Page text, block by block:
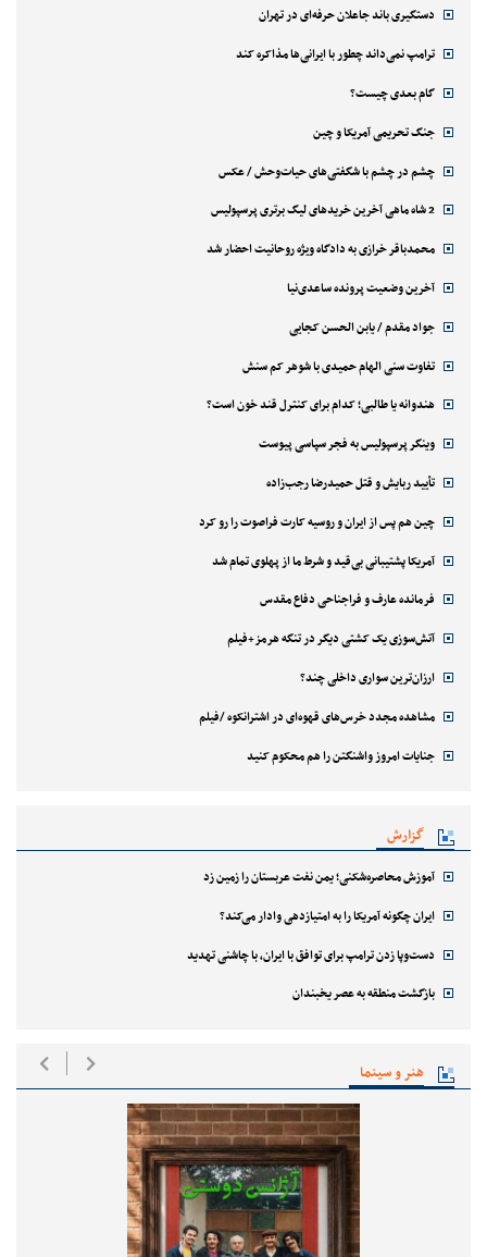
دستگیری باند جاعلان حرفه‌ای در تهران
ترامپ نمی‌داند چطور با ایرانی‌ها مذاکره کند
گام بعدی چیست؟
جنگ تحریمی آمریکا و چین
چشم در چشم با شگفتی‌های حیات‌وحش / عکس
2 شاه ماهی آخرین خریدهای لیگ برتری پرسپولیس
محمدباقر خرازی به دادگاه ویژه روحانیت احضار شد
آخرین وضعیت پرونده ساعدی‌نیا
جواد مقدم / یابن الحسن کجایی
تفاوت سنی الهام حمیدی با شوهر کم سنش
هندوانه یا طالبی؛ کدام‌ برای کنترل قند خون است؟
وینگر پرسپولیس به فجر سپاسی پیوست
تأیید ربایش و قتل حمیدرضا رجب‌زاده
چین هم پس از ایران و روسیه کارت فراصوت را رو کرد
آمریکا پشتیبانی بی‌قید و شرط ما از پهلوی تمام شد
فرمانده عارف و فراجناحی دفاع مقدس
آتش‌سوزی یک کشتی دیگر در تنگه هرمز+فیلم
ارزان‌ترین سواری داخلی چند؟
مشاهده مجدد خرس‌های قهوه‌ای در اشترانکوه /فیلم
جنایات امروز واشنگتن را هم محکوم کنید
گزارش
آموزش محاصره‌شکنی؛ یمن نفت عربستان را زمین زد
ایران چگونه آمریکا را به امتیازدهی وادار می‌کند؟
دست‌وپا زدن ترامپ برای توافق با ایران، با چاشنی تهدید
بازگشت منطقه به عصر یخبندان
هنر و سینما